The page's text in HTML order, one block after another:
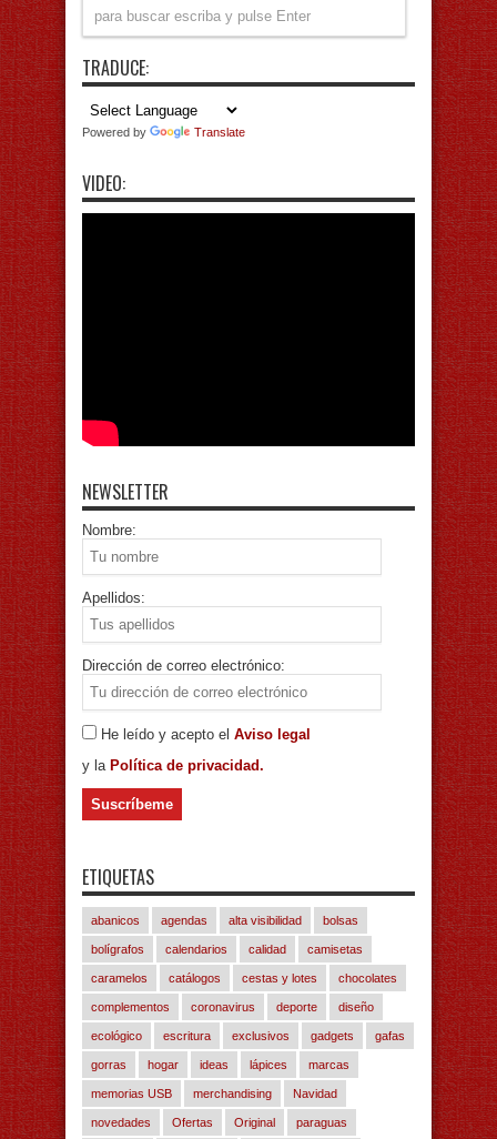
TRADUCE:
Powered by Translate
VIDEO:
NEWSLETTER
Nombre:
Apellidos:
Dirección de correo electrónico:
He leído y acepto el Aviso legal
y la Política de privacidad.
ETIQUETAS
abanicos agendas alta visibilidad bolsas
bolígrafos calendarios calidad camisetas
caramelos catálogos cestas y lotes chocolates
complementos coronavirus deporte diseño
ecológico escritura exclusivos gadgets gafas
gorras hogar ideas lápices marcas
memorias USB merchandising Navidad
novedades Ofertas Original paraguas